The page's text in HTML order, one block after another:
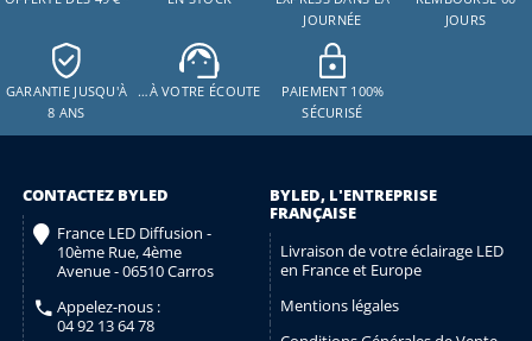
JOURNÉE
JOURS
GARANTIE JUSQU'À
8 ANS
…À VOTRE ÉCOUTE
PAIEMENT 100%
SÉCURISÉ
CONTACTEZ BYLED
France LED Diffusion -
10ème Rue, 4ème
Avenue - 06510 Carros
Appelez-nous :
04 92 13 64 78
BYLED, L'ENTREPRISE
FRANÇAISE
Livraison de votre éclairage LED
en France et Europe
Mentions légales